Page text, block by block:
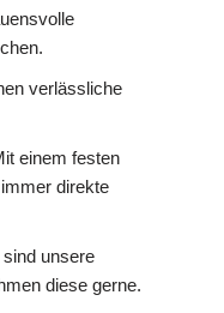
verlässliche
einem festen
direkte
sind unsere
diese gerne.